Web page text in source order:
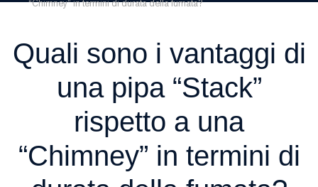
“Chimney” in termini di durata della fumata?
Quali sono i vantaggi di
una pipa “Stack”
rispetto a una
“Chimney” in termini di